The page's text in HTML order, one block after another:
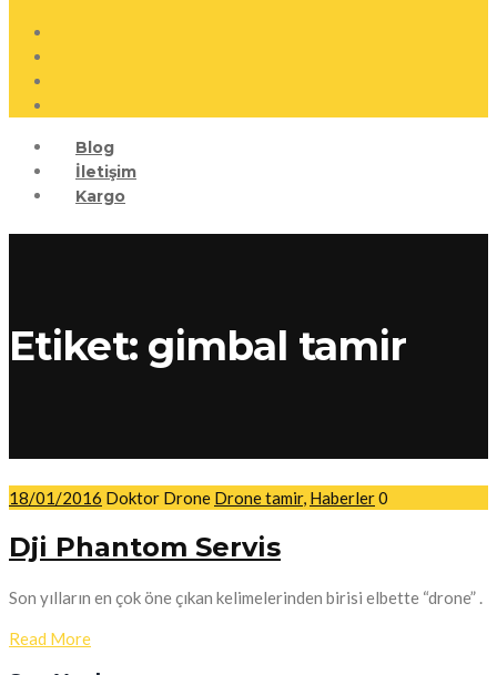
Blog
İletişim
Kargo
Etiket: gimbal tamir
18/01/2016 Doktor Drone Drone tamir, Haberler0
Dji Phantom Servis
Son yılların en çok öne çıkan kelimelerinden birisi elbette “drone” .
Read More